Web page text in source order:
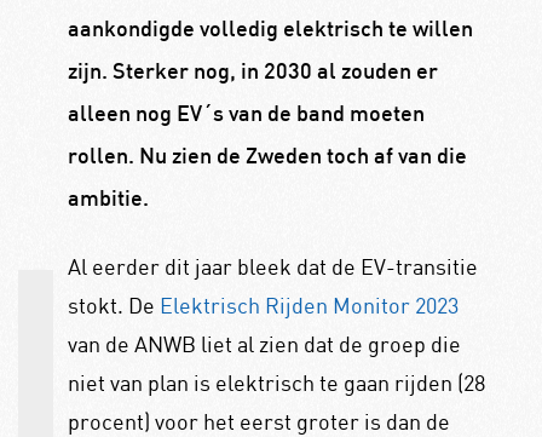
aankondigde volledig elektrisch te willen
zijn. Sterker nog, in 2030 al zouden er
alleen nog EV´s van de band moeten
rollen. Nu zien de Zweden toch af van die
ambitie.
Al eerder dit jaar bleek dat de EV-transitie
stokt. De Elektrisch Rijden Monitor 2023
van de ANWB liet al zien dat de groep die
niet van plan is elektrisch te gaan rijden (28
procent) voor het eerst groter is dan de